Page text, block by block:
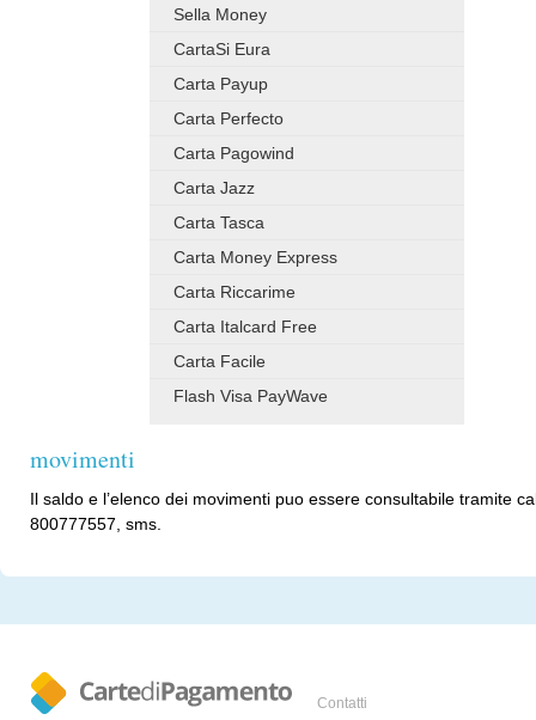
Sella Money
CartaSi Eura
Carta Payup
Carta Perfecto
Carta Pagowind
Carta Jazz
Carta Tasca
Carta Money Express
Carta Riccarime
Carta Italcard Free
Carta Facile
Flash Visa PayWave
movimenti
Il saldo e l’elenco dei movimenti puo essere consultabile tramite
800777557, sms.
Contatti